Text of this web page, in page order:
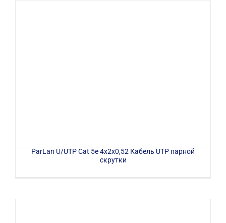
ParLan U/UTP Cat 5e 4x2x0,52 Кабель UTP парной
скрутки